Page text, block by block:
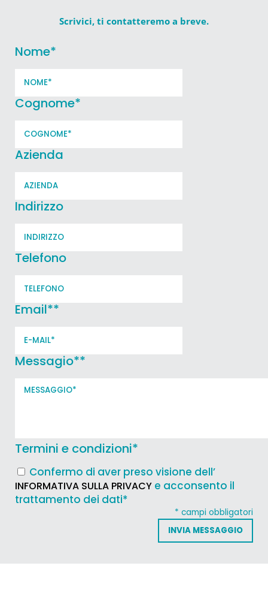
Scrivici, ti contatteremo a breve.
Nome*
Cognome*
Azienda
Indirizzo
Telefono
Email**
Messagio**
Termini e condizioni*
Confermo di aver preso visione dell’
INFORMATIVA SULLA PRIVACY e acconsento il
trattamento dei dati*
* campi obbligatori